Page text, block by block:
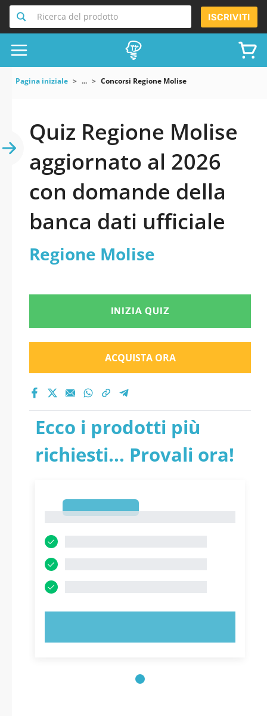
Ricerca del prodotto ISCRIVITI
Pagina iniziale ... Concorsi Regione Molise
Quiz Regione Molise
aggiornato al 2026
con domande della
banca dati ufficiale
Regione Molise
INIZIA QUIZ
ACQUISTA ORA
Ecco i prodotti più
richiesti... Provali ora!